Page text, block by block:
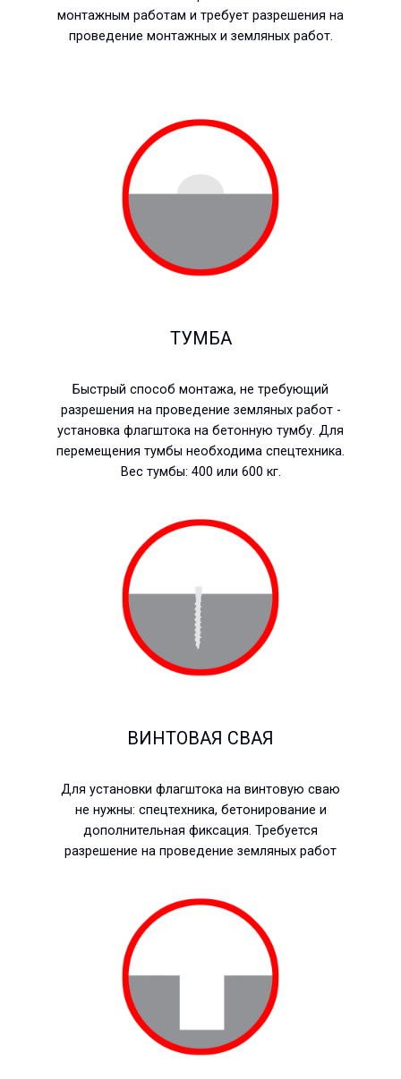
монтажным работам и требует разрешения на
проведение монтажных и земляных работ.
ТУМБА
Быстрый способ монтажа, не требующий
разрешения на проведение земляных работ -
установка флагштока на бетонную тумбу. Для
перемещения тумбы необходима спецтехника.
Вес тумбы: 400 или 600 кг.
ВИНТОВАЯ СВАЯ
Для установки флагштока на винтовую сваю
не нужны: спецтехника, бетонирование и
дополнительная фиксация. Требуется
разрешение на проведение земляных работ